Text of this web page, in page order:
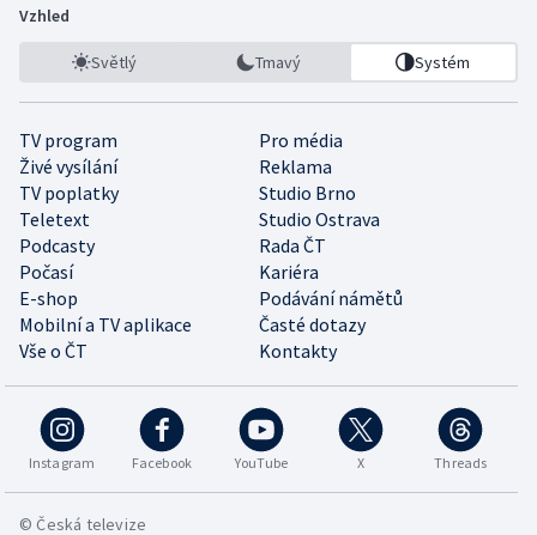
Vzhled
Světlý Tmavý Systém
TV program
Pro média
Živé vysílání
Reklama
TV poplatky
Studio Brno
Teletext
Studio Ostrava
Podcasty
Rada ČT
Počasí
Kariéra
E-shop
Podávání námětů
Mobilní a TV aplikace
Časté dotazy
Vše o ČT
Kontakty
Instagram Facebook YouTube X Threads
© Česká televize